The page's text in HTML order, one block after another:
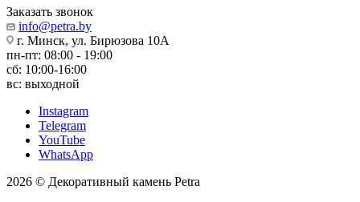
Заказать звонок
info@petra.by
г. Минск, ул. Бирюзова 10А
пн-пт: 08:00 - 19:00
сб: 10:00-16:00
вс: выходной
Instagram
Telegram
YouTube
WhatsApp
2026 © Декоративный камень Petra